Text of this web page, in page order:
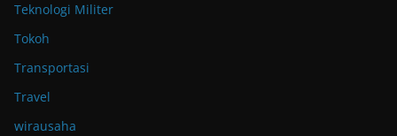
Teknologi Militer
Tokoh
Transportasi
Travel
wirausaha